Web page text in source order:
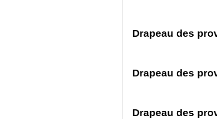
Drapeau des
Drapeau des
Drapeau des